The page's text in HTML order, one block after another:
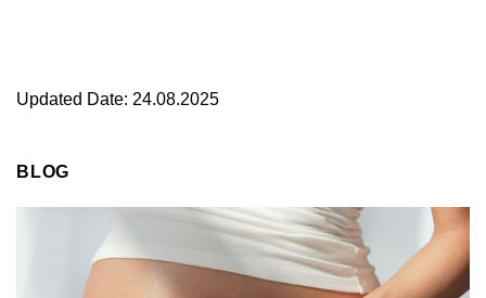
Updated Date: 24.08.2025
BLOG